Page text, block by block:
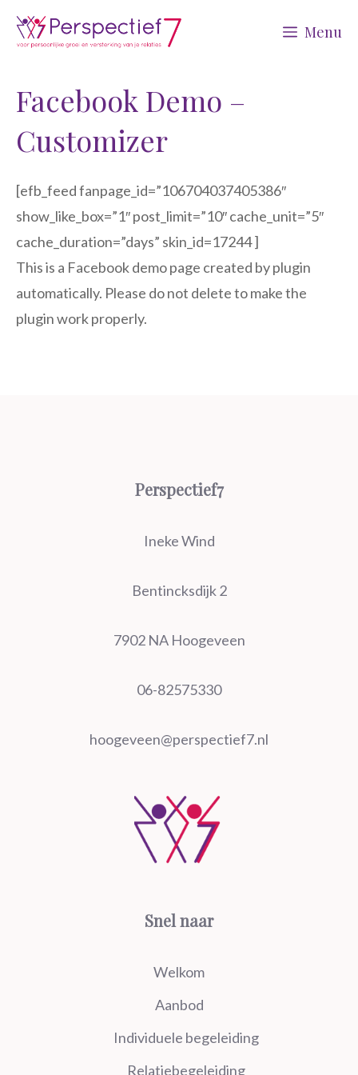
naar
inhoud
Menu
Facebook Demo –
Customizer
[efb_feed fanpage_id=”106704037405386″
show_like_box=”1″ post_limit=”10″ cache_unit=”5″
cache_duration=”days” skin_id=17244 ]
This is a Facebook demo page created by plugin
automatically. Please do not delete to make the
plugin work properly.
Perspectief7
Ineke Wind
Bentincksdijk 2
7902 NA Hoogeveen
06-82575330
hoogeveen@perspectief7.nl
Snel naar
Welkom
Aanbod
Individuele begeleiding
Relatiebegeleiding